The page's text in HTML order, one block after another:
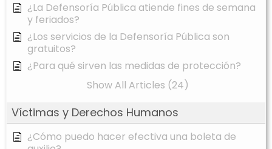
¿La Defensoría Pública atiende fines de semana
y feriados?
¿Los servicios de la Defensoría Pública son
gratuitos?
¿Para qué sirven las medidas de protección?
Show All Articles (24)
Víctimas y Derechos Humanos
¿Cómo puedo hacer efectiva una boleta de